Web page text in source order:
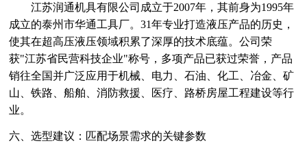
江苏润通机具有限公司成立于2007年，其前身为1995年
成立的泰州市华通工具厂。31年专业打造液压产品的历史，
使其在超高压液压领域积累了深厚的技术底蕴。公司荣
获"江苏省民营科技企业"称号，多项产品已获过荣誉，产品
销往全国并广泛应用于机械、电力、石油、化工、冶金、矿
山、铁路、船舶、消防救援、医疗、路桥房屋工程建设等行
业。
六、选型建议：匹配场景需求的关键参数